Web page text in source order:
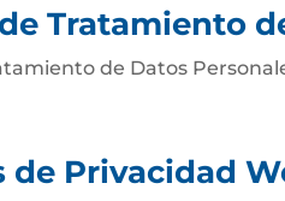
Tratamiento
de Datos
de Privacidad